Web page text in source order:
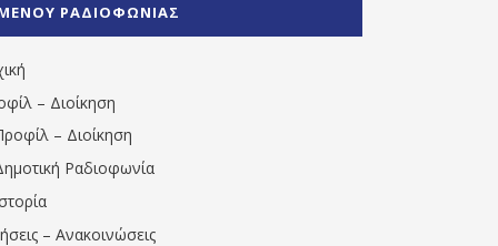
1531194763766854/" artist="" ]
ΡΑΔΙΟΦΩΝΙΑΣ
– Διοίκηση
– Διοίκηση
Ραδιοφωνία
– Ανακοινώσεις